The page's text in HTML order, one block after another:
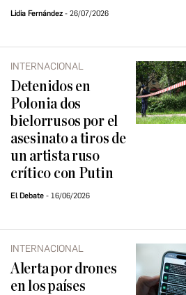
Lidia Fernández 26/07/2026
INTERNACIONAL
Detenidos en
Polonia dos
bielorrusos por el
asesinato a tiros de
un artista ruso
crítico con Putin
El Debate 16/06/2026
INTERNACIONAL
Alerta por drones
en los países